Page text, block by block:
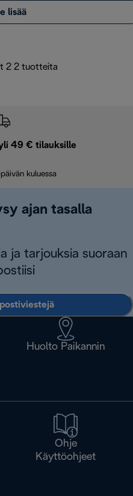
lisää
2 2 tuotteita
49 € tilauksille
kuluessa
ajan tasalla
ja tarjouksia suoraan
Huolto Paikannin
Ohje
Käyttöohjeet